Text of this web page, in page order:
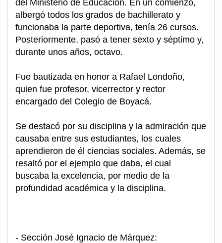
del Ministerio de Educación. En un comienzo,
albergó todos los grados de bachillerato y
funcionaba la parte deportiva, tenía 26 cursos.
Posteriormente, pasó a tener sexto y séptimo y,
durante unos años, octavo.
Fue bautizada en honor a Rafael Londoño,
quien fue profesor, vicerrector y rector
encargado del Colegio de Boyacá.
Se destacó por su disciplina y la admiración que
causaba entre sus estudiantes, los cuales
aprendieron de él ciencias sociales. Además, se
resaltó por el ejemplo que daba, el cual
buscaba la excelencia, por medio de la
profundidad académica y la disciplina.
- Sección José Ignacio de Márquez: